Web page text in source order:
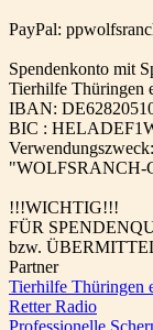
PayPal:
Spendenkonto mit
Tierhilfe Thüringen
IBAN:
BIC :
Verwendungszweck:
!!!WICHTIG!!!
FÜR
bzw.
Partner
Tierhilfe Thüringen
Retter Radio
Professionelle